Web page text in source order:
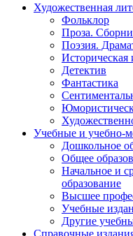
Художественная
Фольклор
Проза.
Поэзия.
Историческая
Детектив
Фантастика
Учебные и учебно-
Дошкольное
Общее
Начальное и
образование
Высшее
Учебные
Другие
Справочные